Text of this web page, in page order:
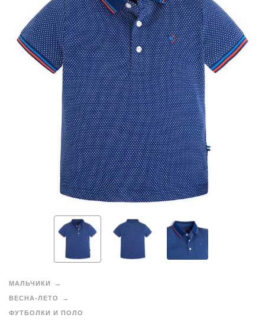
МАЛЬЧИКИ
ВЕСНА-ЛЕТО
ФУТБОЛКИ И ПОЛО